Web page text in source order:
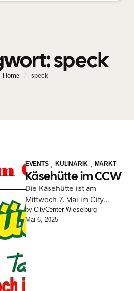
speck
Home / speck
EVENTS , KULINARIK , MARKT
Käsehütte im CCW
Die Käsehütte ist am
Mittwoch 7. Mai im City
Center Wieselburg Jeden 1.
und 3. Mittwoch im Monat
by CityCenter Wieselburg
Mai 6, 2025